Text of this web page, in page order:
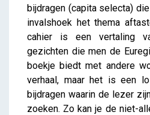
bijdragen (capita selecta)
invalshoek het thema
cahier is een vertaling
gezichten die men de
boekje biedt met andere
verhaal, maar het is een
bijdragen waarin de lezer
zoeken. Zo kan je de niet-